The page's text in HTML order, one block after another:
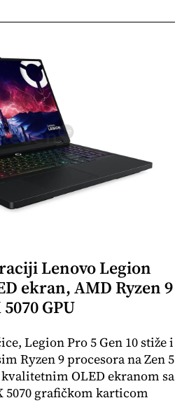
Lenovo Legion
ekran, AMD Ryzen 9
GPU
Legion Pro 5 Gen 10 stiže i
Ryzen 9 procesora na Zen 5
OLED ekranom sa
5070 grafičkom karticom